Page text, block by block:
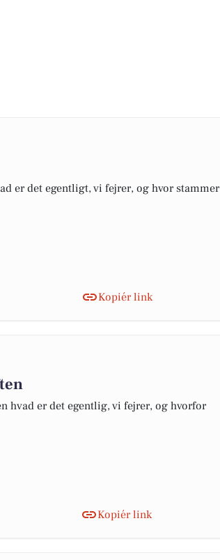
er det egentligt, vi fejrer, og hvor stammer
Kopiér link
hvad er det egentlig, vi fejrer, og hvorfor
Kopiér link